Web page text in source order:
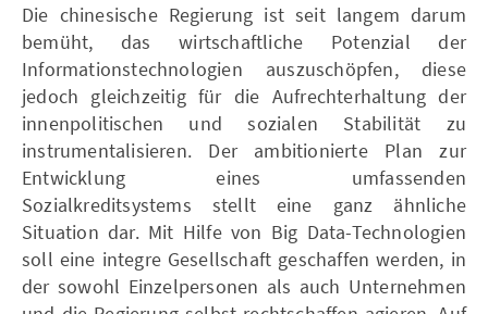
Die chinesische Regierung ist seit langem darum
bemüht, das wirtschaftliche Potenzial der
Informationstechnologien auszuschöpfen, diese
jedoch gleichzeitig für die Aufrechterhaltung der
innenpolitischen und sozialen Stabilität zu
instrumentalisieren. Der ambitionierte Plan zur
Entwicklung eines umfassenden
Sozialkreditsystems stellt eine ganz ähnliche
Situation dar. Mit Hilfe von Big Data-Technologien
soll eine integre Gesellschaft geschaffen werden, in
der sowohl Einzelpersonen als auch Unternehmen